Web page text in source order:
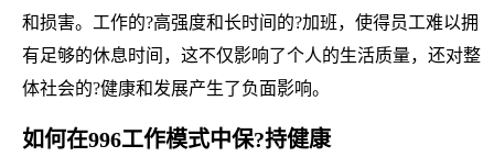
和损害。工作的?高强度和长时间的?加班，使得员工难以拥
有足够的休息时间，这不仅影响了个人的生活质量，还对整
体社会的?健康和发展产生了负面影响。
如何在996工作模式中保?持健康